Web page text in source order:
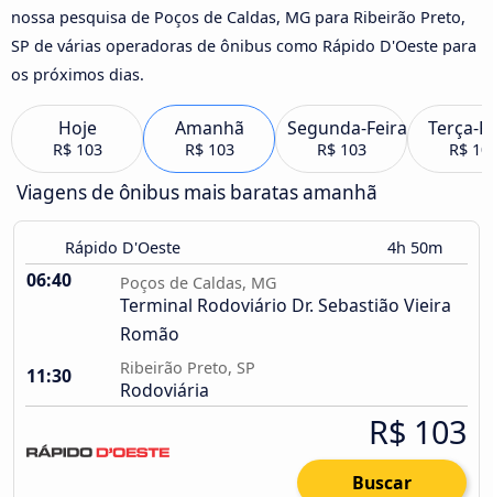
nossa pesquisa de Poços de Caldas, MG para Ribeirão Preto,
SP de várias operadoras de ônibus como Rápido D'Oeste para
os próximos dias.
Hoje
R$ 103
Amanhã
R$ 103
Segunda-Feira
R$ 103
Terça-
R$
Viagens de ônibus mais baratas amanhã
Rápido D'Oeste 4h 50m
06:40 Poços de Caldas, MG
Terminal Rodoviário Dr. Sebastião Vieira
Romão
11:30
Ribeirão Preto, SP
Rodoviária
R$ 103
Buscar